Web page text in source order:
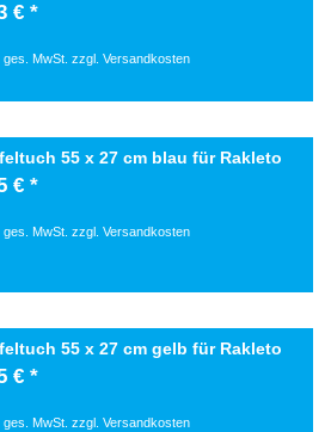
€ *
ges. MwSt. zzgl. Versandkosten
55 x 27 cm blau für Rakleto
€ *
ges. MwSt. zzgl. Versandkosten
55 x 27 cm gelb für Rakleto
€ *
ges. MwSt. zzgl. Versandkosten